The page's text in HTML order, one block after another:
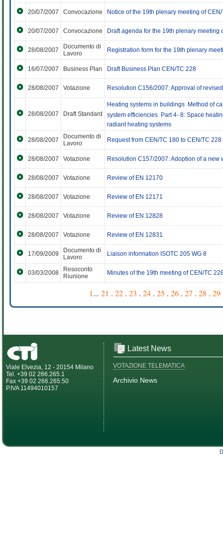
20/07/2007 Convocazione Notice of the 19th plenary meeting of
20/07/2007 Convocazione Draft agenda for the 19th plenary
28/08/2007
Documento di
Lavoro
Registration form for the 19th plenary
16/07/2007 Business Plan Draft Business Plan CEN/TC 228
28/08/2007 Votazione Resolution C156/2007: Approval of
28/08/2007 Draft Standard
Heating systems in buildings  Method of
system efficiencies  Part 4- 8: Space
radiant heating systems
28/08/2007
Documento di
Lavoro
Request from CEN/TC 180 to CEN/TC
28/08/2007 Votazione Resolution C157/2007: Adoption of a new
28/08/2007 Votazione Review of EN 12170
28/08/2007 Votazione Review of EN 12171
28/08/2007 Votazione Review of EN 12828
28/08/2007 Votazione Review of EN 12831
17/09/2009
Documento di
Lavoro
Liaison information ISOTC 205 WG 8
03/03/2008
Resoconto
Riunione
Minutes of the 19th meeting of CEN/TC
1... 21 . 22 . 23 . 24 . 25 . 26 . 27 . 28 . 29
Viale Elvezia, 12 - 20154 Milano
Tel. +39 02 266.265.1
Fax +39 02 266.265.50
P.IVA 11494010157
Latest News
VOTAZIONE TELEMATICA
Archivio News